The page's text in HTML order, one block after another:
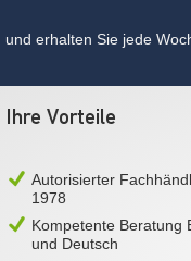
und erhalten Sie jede
Ihre Vorteile
Autorisierter
1978
Kompetente Beratung
und Deutsch